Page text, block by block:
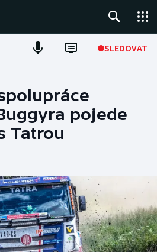
SLEDOVAT
pojede
Tatrou